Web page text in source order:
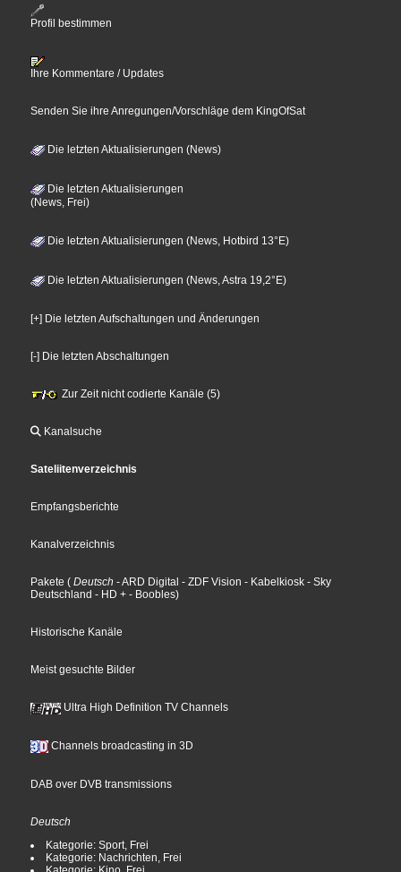
Profil bestimmen
Ihre Kommentare / Updates
Senden Sie ihre Anregungen/Vorschläge dem KingOfSat
Die letzten Aktualisierungen (News)
Die letzten Aktualisierungen
(News, Frei)
Die letzten Aktualisierungen (News, Hotbird 13°E)
Die letzten Aktualisierungen (News, Astra 19,2°E)
[+] Die letzten Aufschaltungen und Änderungen
[-] Die letzten Abschaltungen
Zur Zeit nicht codierte Kanäle (5)
Kanalsuche
Sateliitenverzeichnis
Empfangsberichte
Kanalverzeichnis
Pakete ( Deutsch - ARD Digital - ZDF Vision - Kabelkiosk - Sky
Deutschland - HD + - Boobles)
Historische Kanäle
Meist gesuchte Bilder
Ultra High Definition TV Channels
Channels broadcasting in 3D
DAB over DVB transmissions
Deutsch
Kategorie: Sport, Frei
Kategorie: Nachrichten, Frei